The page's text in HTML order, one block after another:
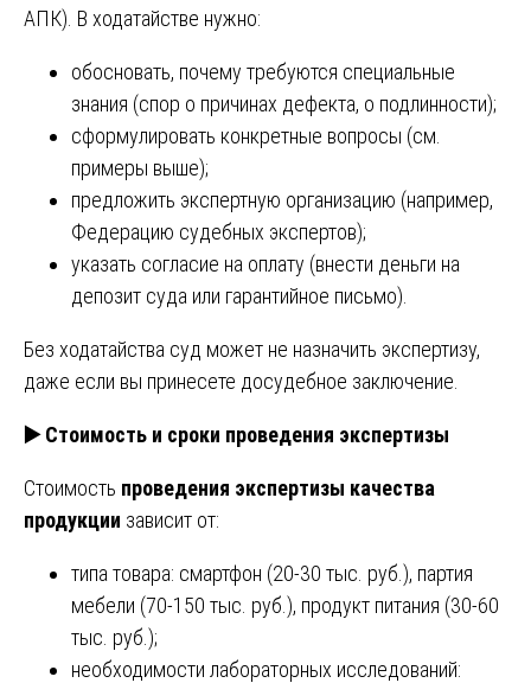
АПК). В ходатайстве нужно:
обосновать, почему требуются специальные
знания (спор о причинах дефекта, о подлинности);
сформулировать конкретные вопросы (см.
примеры выше);
предложить экспертную организацию (например,
Федерацию судебных экспертов);
указать согласие на оплату (внести деньги на
депозит суда или гарантийное письмо).
Без ходатайства суд может не назначить экспертизу,
даже если вы принесете досудебное заключение.
▶️Стоимость и сроки проведения экспертизы
Стоимость проведения экспертизы качества
продукции зависит от:
типа товара: смартфон (20-30 тыс. руб.), партия
мебели (70-150 тыс. руб.), продукт питания (30-60
тыс. руб.);
необходимости лабораторных исследований: